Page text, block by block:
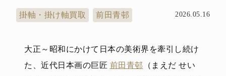
掛軸・掛け軸買取 前田青邨 2026.05.16
大正～昭和にかけて日本の美術界を牽引し続け
た、近代日本画の巨匠 前田青邨 （まえだ せい